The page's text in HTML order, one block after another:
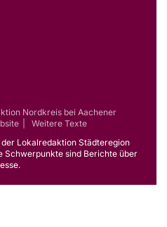
Nordkreis bei Aachener
Weitere Texte
Lokalredaktion Städteregion
Schwerpunkte sind Berichte über